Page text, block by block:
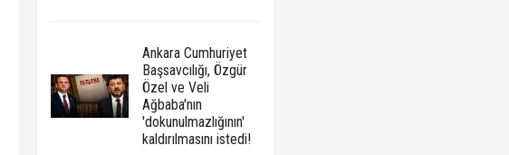
Ankara Cumhuriyet
Başsavcılığı, Özgür
Özel ve Veli
Ağbaba'nın
'dokunulmazlığının'
kaldırılmasını istedi!